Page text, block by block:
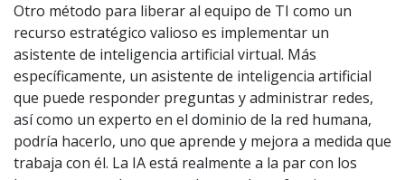
Otro método para liberar al equipo de TI como un
recurso estratégico valioso es implementar un
asistente de inteligencia artificial virtual. Más
específicamente, un asistente de inteligencia artificial
que puede responder preguntas y administrar redes,
así como un experto en el dominio de la red humana,
podría hacerlo, uno que aprende y mejora a medida que
trabaja con él. La IA está realmente a la par con los